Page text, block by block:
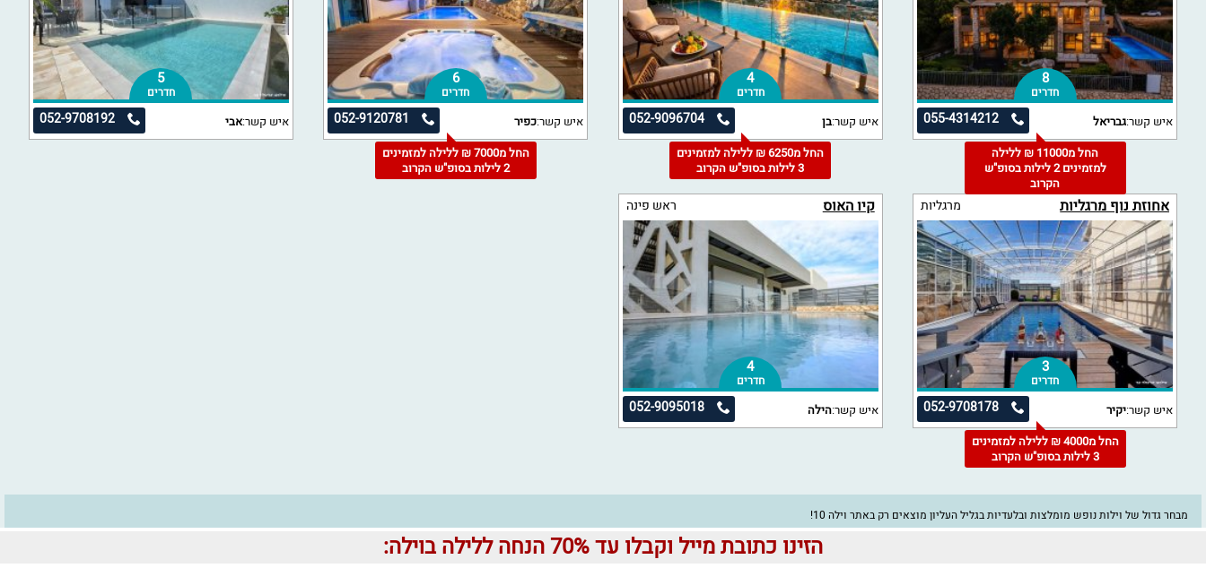
8
חדרים
055-4314212 איש קשר:גבריאל
החל מ11000 ₪ ללילה
למזמינים 2 לילות בסופ"ש
הקרוב
4
חדרים
052-9096704 איש קשר:בן
החל מ6250 ₪ ללילה למזמינים
3 לילות בסופ"ש הקרוב
6
חדרים
052-9120781 איש קשר:כפיר
החל מ7000 ₪ ללילה למזמינים
2 לילות בסופ"ש הקרוב
5
חדרים
052-9708192 איש קשר:אבי
אחוזת נוף מרגליות מרגליות
3
חדרים
052-9708178 איש קשר:יקיר
החל מ4000 ₪ ללילה למזמינים
3 לילות בסופ"ש הקרוב
קיו האוס ראש פינה
4
חדרים
052-9095018 איש קשר:הילה
מבחר גדול של וילות נופש מומלצות ובלעדיות בגליל העליון מוצאים רק באתר וילה 10!
הזינו כתובת מייל וקבלו עד 70% הנחה ללילה בוילה: